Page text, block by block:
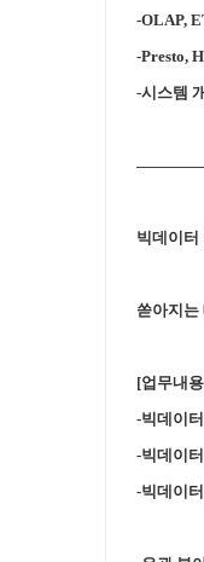
-OLAP,
-Presto,
-시스템
빅데이터
쏟아지는
[업무내
-빅데이
-빅데이
-빅데이